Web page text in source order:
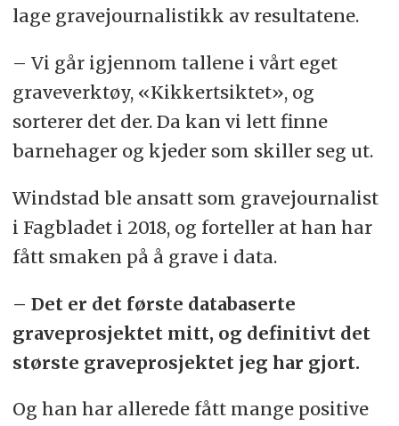
lage gravejournalistikk av resultatene.
– Vi går igjennom tallene i vårt eget
graveverktøy, «Kikkertsiktet», og
sorterer det der. Da kan vi lett finne
barnehager og kjeder som skiller seg ut.
Windstad ble ansatt som gravejournalist
i Fagbladet i 2018, og forteller at han har
fått smaken på å grave i data.
– Det er det første databaserte
graveprosjektet mitt, og definitivt det
største graveprosjektet jeg har gjort.
Og han har allerede fått mange positive